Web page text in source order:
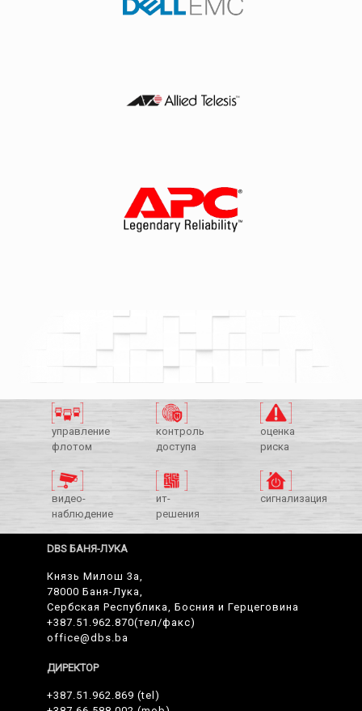
управление
флотом
контроль
доступа
оценка
риска
видео-
наблюдение
ит-
решения
сигнализация
DBS БАНЯ-ЛУКА
Князь Милош 3a,
78000 Баня-Лука,
Сербская Республика, Босния и Герцеговина
+387.51.962.870(тел/факс)
office@dbs.ba
ДИРЕКТОР
+387.51.962.869 (tel)